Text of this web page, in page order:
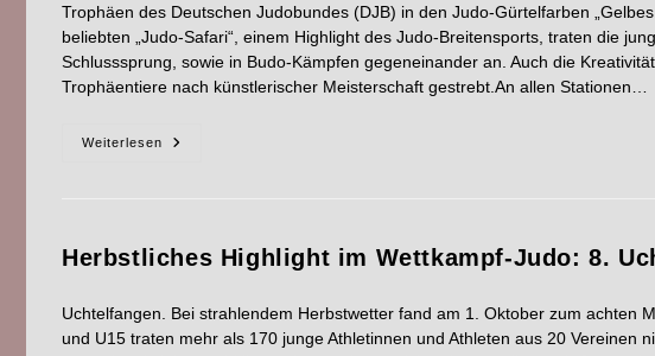
Trophäen des Deutschen Judobundes (DJB) in den Judo-Gürtelfarben
beliebten „Judo-Safari“, einem Highlight des Judo-Breitensports, traten die
Schlusssprung, sowie in Budo-Kämpfen gegeneinander an. Auch die
Trophäentiere nach künstlerischer Meisterschaft gestrebt.An allen Stationen…
Weiterlesen
Herbstliches Highlight im Wettkampf-Judo: 8.
Uchtelfangen. Bei strahlendem Herbstwetter fand am 1. Oktober zum
und U15 traten mehr als 170 junge Athletinnen und Athleten aus 20